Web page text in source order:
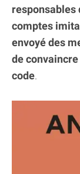
responsables
comptes
envoyé des
de
code.